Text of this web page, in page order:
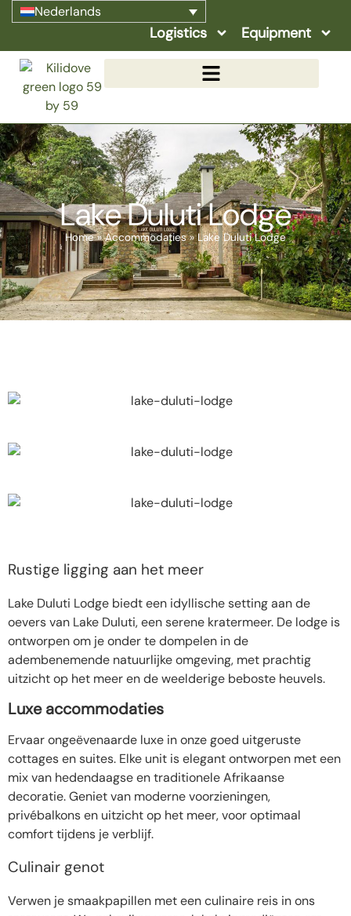
Nederlands
Logistics Equipment
Lake Duluti Lodge
Home»Accommodaties»Lake Duluti Lodge
Rustige ligging aan het meer
Lake Duluti Lodge biedt een idyllische setting aan de
oevers van Lake Duluti, een serene kratermeer. De lodge is
ontworpen om je onder te dompelen in de
adembenemende natuurlijke omgeving, met prachtig
uitzicht op het meer en de weelderige beboste heuvels.
Luxe accommodaties
Ervaar ongeëvenaarde luxe in onze goed uitgeruste
cottages en suites. Elke unit is elegant ontworpen met een
mix van hedendaagse en traditionele Afrikaanse
decoratie. Geniet van moderne voorzieningen,
privébalkons en uitzicht op het meer, voor optimaal
comfort tijdens je verblijf.
Culinair genot
Verwen je smaakpapillen met een culinaire reis in ons